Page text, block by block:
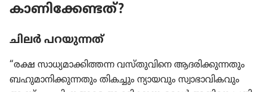
കാണി​ക്കേ​ണ്ടത്‌?
ചിലർ പറയു​ന്നത്‌
“രക്ഷ സാധ്യ​മാ​ക്കി​ത്തന്ന വസ്‌തു​വി​നെ ആദരി​ക്കു​ന്ന​തും
ബഹുമാ​നി​ക്കു​ന്ന​തും തികച്ചും ന്യായ​വും സ്വാഭാ​വി​ക​വും